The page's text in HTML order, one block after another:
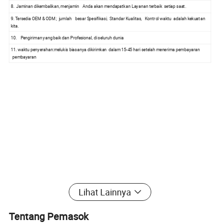
8. Jaminan dikembalikan, menjamin Anda akan mendapatkan Layanan terbaik setiap saat.
9. Tersedia OEM & ODM ; jumlah besar Spesifikasi, Standar Kualitas, Kontrol waktu adalah kekuatan
kita.
10. Pengiriman yang baik dan Profesional, di seluruh dunia
11. waktu penyerahan:melukis biasanya dikirimkan dalam 15-45 hari setelah menerima pembayaran
pembayaran
Lihat Lainnya
Tentang Pemasok